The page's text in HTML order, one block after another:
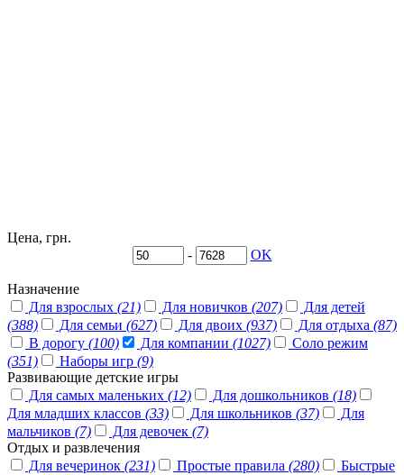
Цена, грн.
-
OK
Назначение
Для взрослых (21) Для новичков (207)
Для детей
(388)
Для семьи (627) Для двоих (937) Для отдыха (87)
В дорогу (100) Для компании (1027)
Соло режим
(351)
Наборы игр (9)
Развивающие детские игры
Для самых маленьких (12) Для дошкольников (18)
Для младших классов (33) Для школьников (37)
Для
мальчиков (7) Для девочек (7)
Отдых и развлечения
Для вечеринок (231) Простые правила (280)
Быстрые